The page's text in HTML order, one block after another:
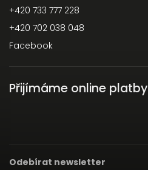
+420 733 777 228
+420 702 038 048
Facebook
Přijímáme online platby
Odebírat newsletter